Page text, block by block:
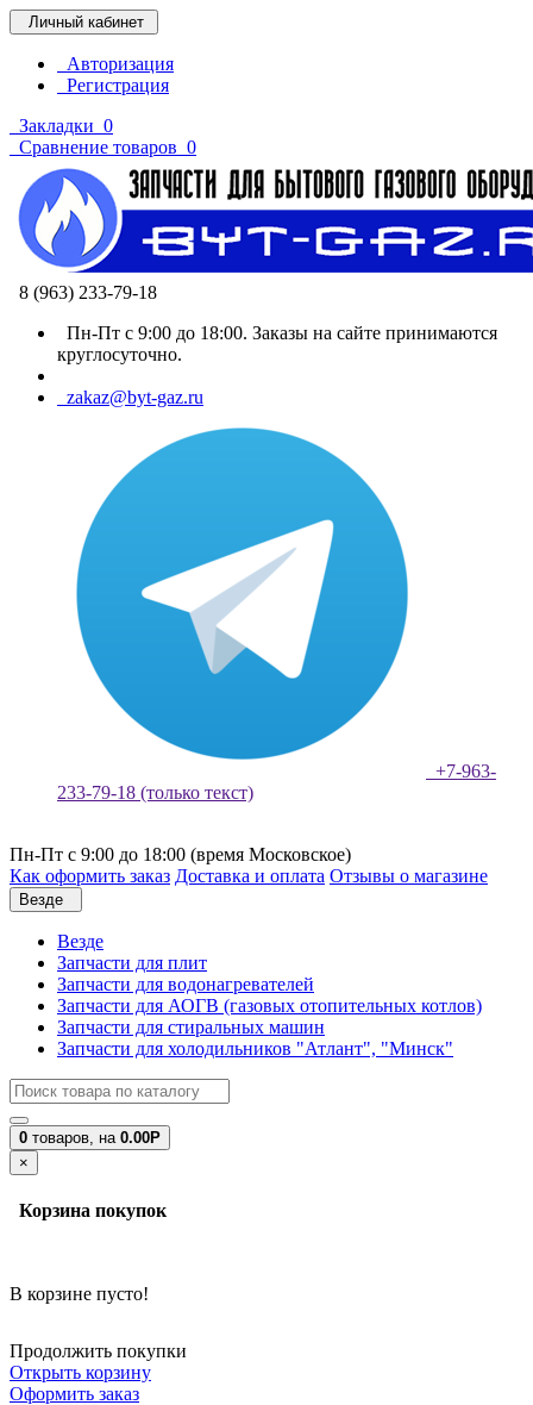
Личный кабинет
Авторизация
Регистрация
Закладки 0
Сравнение товаров 0
8 (963) 233-79-18
Пн-Пт с 9:00 до 18:00. Заказы на сайте принимаются
круглосуточно.
zakaz@byt-gaz.ru
+7-963-
233-79-18 (только текст)
Пн-Пт с 9:00 до 18:00 (время Московское)
Как оформить заказ Доставка и оплата Отзывы о магазине
Везде
Везде
Запчасти для плит
Запчасти для водонагревателей
Запчасти для АОГВ (газовых отопительных котлов)
Запчасти для стиральных машин
Запчасти для холодильников "Атлант", "Минск"
0 товаров, на 0.00Р
×
Корзина покупок
В корзине пусто!
Продолжить покупки
Открыть корзину
Оформить заказ